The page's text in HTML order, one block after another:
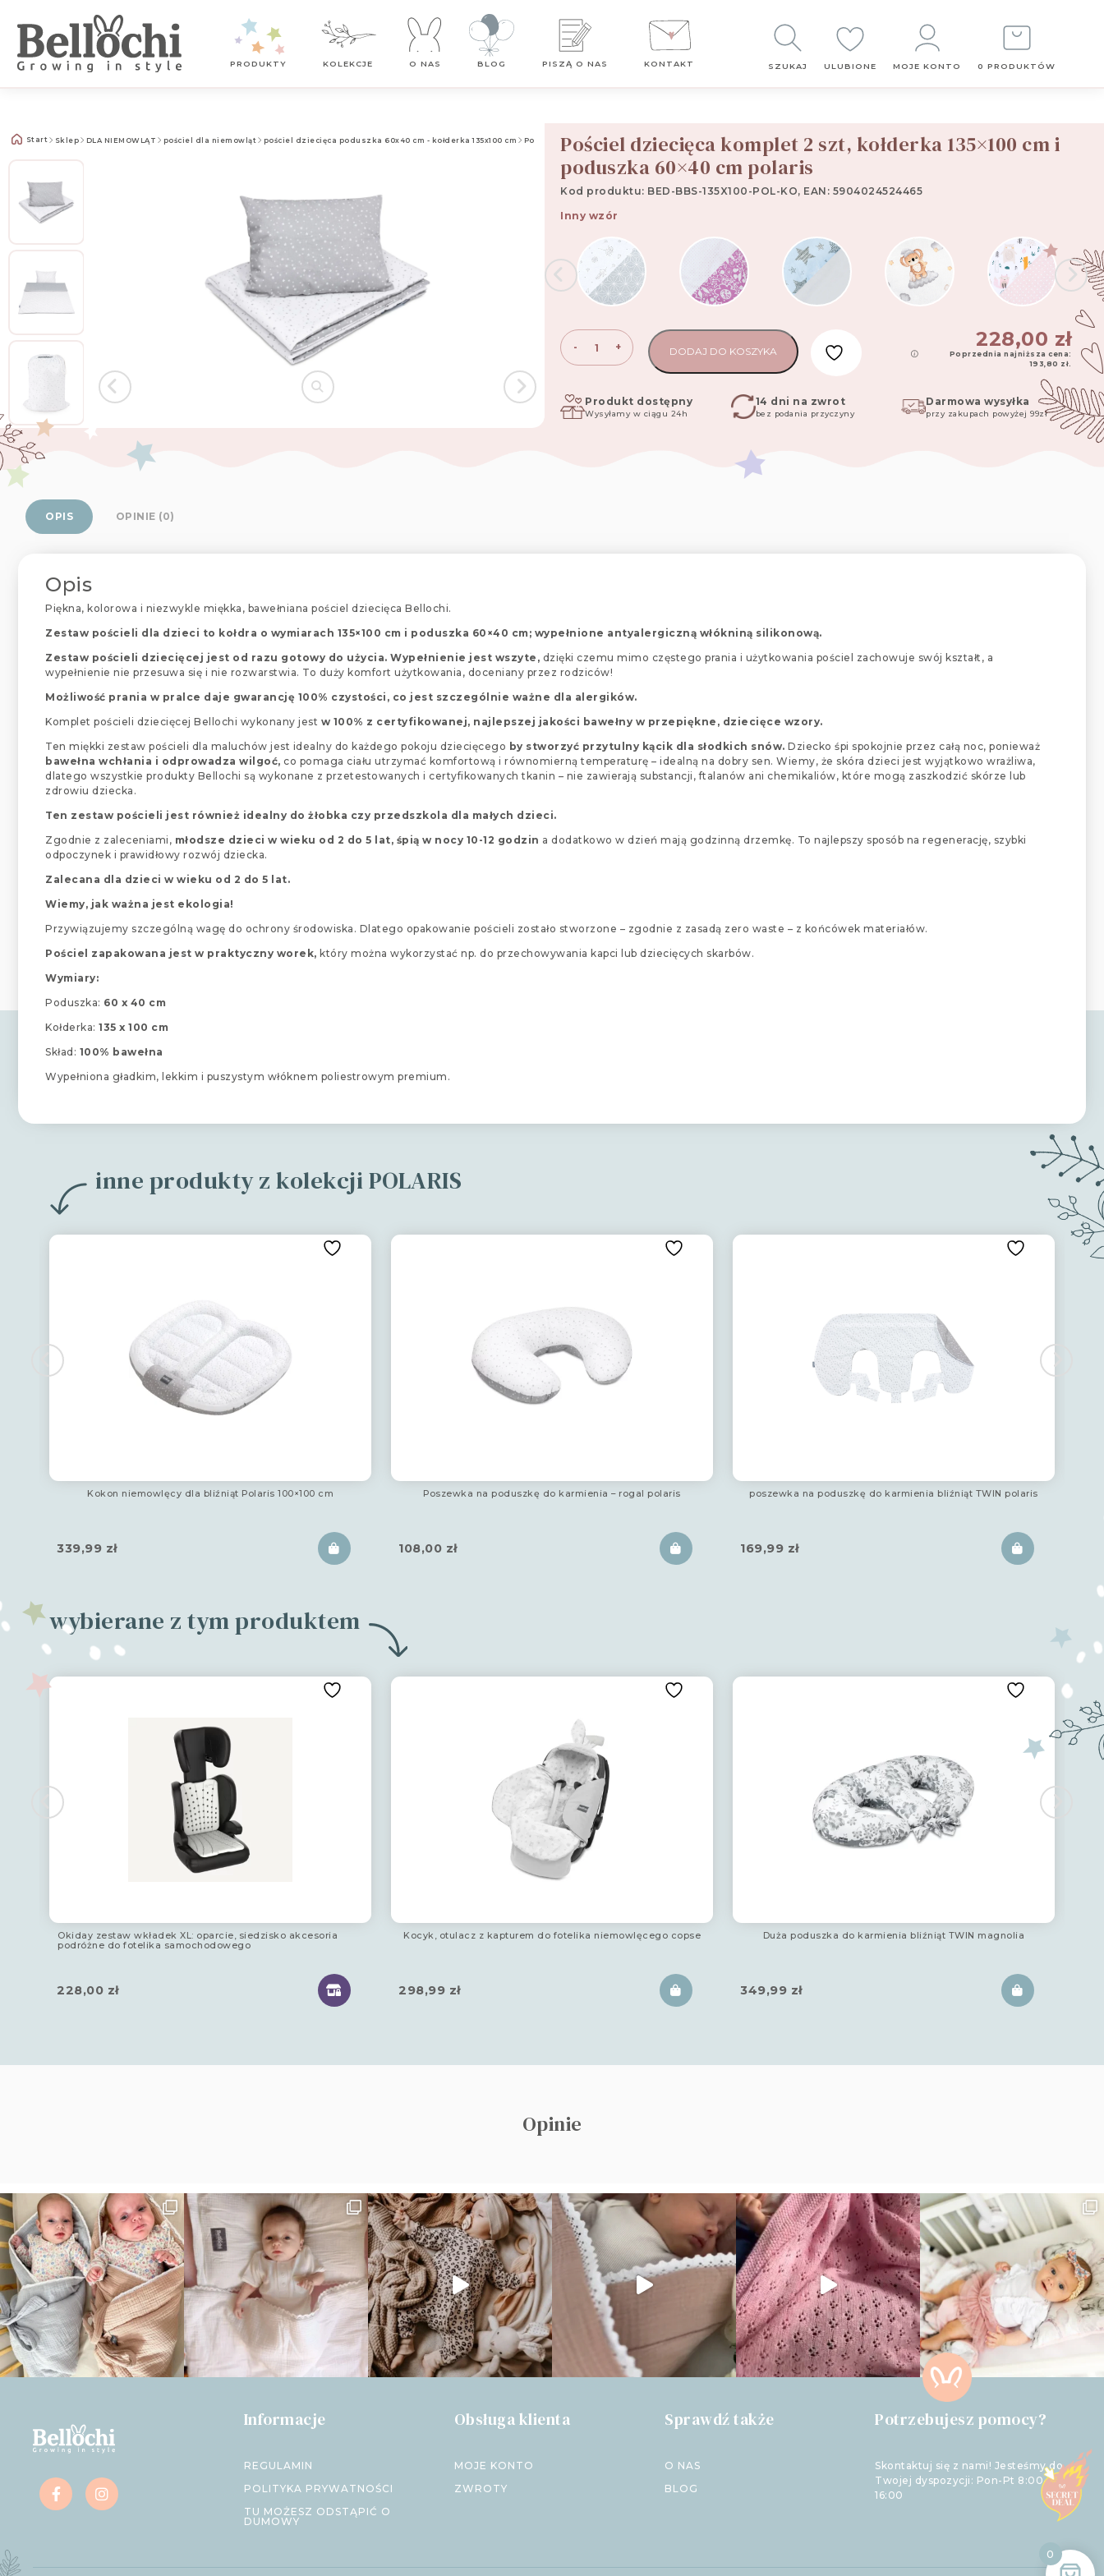
Darmowa dostawa od 99 zł
PRODUKTY KOLEKCJE O NAS BLOG PISZĄ O NAS KONTAKT SZUKAJ ULUBIONE MOJE KONTO 0 PRODUKTÓW
Start Sklep DLA NIEMOWLĄT pościel dla niemowląt pościel dziecięca poduszka 60x40 cm - kołderka 135x100 cm Pościel dziecięca komplet 2 szt, kołderka 135×100 cm i poduszka 60×40 cm polaris
Pościel dziecięca komplet 2 szt, kołderka 135×100 cm i
poduszka 60×40 cm polaris
Kod produktu: BED-BBS-135X100-POL-KO, EAN: 5904024524465
Inny wzór
-
ilość
2
szt,
+ DODAJ DO KOSZYKA
228,00 zł
Poprzednia najniższa cena:
193,80 zł.
Produkt dostępny
Wysyłamy w ciągu 24h
14 dni na zwrot
bez podania przyczyny
Darmowa wysyłka
przy zakupach powyżej 99zł
OPIS OPINIE (0)
Opis
Piękna, kolorowa i niezwykle miękka, bawełniana pościel dziecięca Bellochi.
Zestaw pościeli dla dzieci to kołdra o wymiarach 135×100 cm i poduszka 60×40 cm; wypełnione antyalergiczną włókniną silikonową.
Zestaw pościeli dziecięcej jest od razu gotowy do użycia. Wypełnienie jest wszyte, dzięki czemu mimo częstego prania i użytkowania pościel zachowuje swój kształt, a
wypełnienie nie przesuwa się i nie rozwarstwia. To duży komfort użytkowania, doceniany przez rodziców!
Możliwość prania w pralce daje gwarancję 100% czystości, co jest szczególnie ważne dla alergików.
Komplet pościeli dziecięcej Bellochi wykonany jest w 100% z certyfikowanej, najlepszej jakości bawełny w przepiękne, dziecięce wzory.
Ten miękki zestaw pościeli dla maluchów jest idealny do każdego pokoju dziecięcego by stworzyć przytulny kącik dla słodkich snów.Dziecko śpi spokojnie przez całą noc, ponieważ
bawełna wchłania i odprowadza wilgoć, co pomaga ciału utrzymać komfortową i równomierną temperaturę – idealną na dobry sen. Wiemy, że skóra dzieci jest wyjątkowo wrażliwa,
dlatego wszystkie produkty Bellochi są wykonane z przetestowanych i certyfikowanych tkanin – nie zawierają substancji, ftalanów ani chemikaliów, które mogą zaszkodzić skórze lub
zdrowiu dziecka.
Ten zestaw pościeli jest również idealny do żłobka czy przedszkola dla małych dzieci.
Zgodnie z zaleceniami, młodsze dzieci w wieku od 2 do 5 lat, śpią w nocy 10-12 godzin a dodatkowo w dzień mają godzinną drzemkę. To najlepszy sposób na regenerację, szybki
odpoczynek i prawidłowy rozwój dziecka.
Zalecana dla dzieci w wieku od 2 do 5 lat.
Wiemy, jak ważna jest ekologia!
Przywiązujemy szczególną wagę do ochrony środowiska. Dlatego opakowanie pościeli zostało stworzone – zgodnie z zasadą zero waste – z końcówek materiałów.
Pościel zapakowana jest w praktyczny worek, który można wykorzystać np. do przechowywania kapci lub dziecięcych skarbów.
Wymiary:
Poduszka: 60 x 40 cm
Kołderka:135 x 100 cm
Skład: 100% bawełna
Wypełniona gładkim, lekkim i puszystym włóknem poliestrowym premium.
inne produkty z kolekcji POLARIS
Kokon niemowlęcy dla bliźniąt Polaris 100×100 cm
339,99 zł
Poszewka na poduszkę do karmienia – rogal polaris
108,00 zł
poszewka na poduszkę do karmienia bliźniąt TWIN polaris
169,99 zł
wybierane z tym produktem
Okiday zestaw wkładek XL: oparcie, siedzisko akcesoria
podróżne do fotelika samochodowego
228,00 zł
Kocyk, otulacz z kapturem do fotelika niemowlęcego copse
298,99 zł
Duża poduszka do karmienia bliźniąt TWIN magnolia
349,99 zł
Opinie
Informacje
REGULAMIN
POLITYKA PRYWATNOŚCI
TU MOŻESZ ODSTĄPIĆ O
DUMOWY
Obsługa klienta
MOJE KONTO
ZWROTY
Sprawdź także
O NAS
BLOG
Potrzebujesz pomocy?
Skontaktuj się z nami! Jesteśmy do
Twojej dyspozycji: Pon-Pt 8:00-
16:00
0